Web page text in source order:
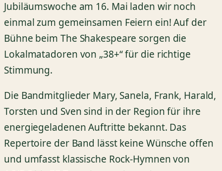
Jubiläumswoche am 16. Mai laden wir noch
einmal zum gemeinsamen Feiern ein! Auf der
Bühne beim The Shakespeare sorgen die
Lokalmatadoren von „38+“ für die richtige
Stimmung.
Die Bandmitglieder Mary, Sanela, Frank, Harald,
Torsten und Sven sind in der Region für ihre
energiegeladenen Auftritte bekannt. Das
Repertoire der Band lässt keine Wünsche offen
und umfasst klassische Rock-Hymnen von